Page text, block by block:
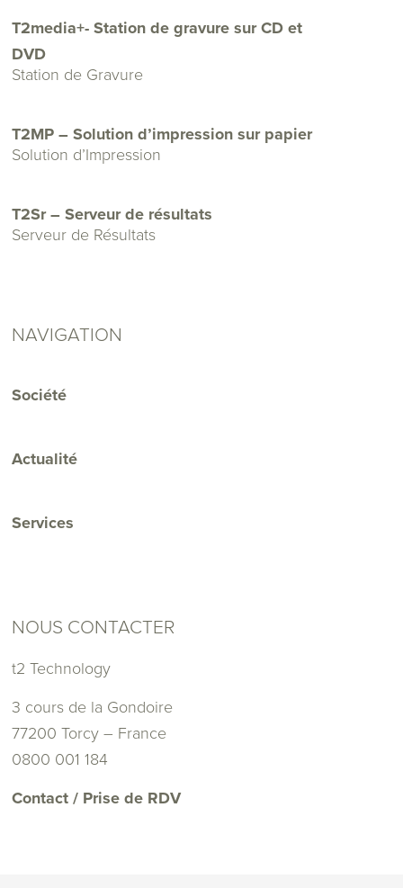
T2media+- Station de gravure sur CD et
DVD
Station de Gravure
T2MP – Solution d’impression sur papier
Solution d’Impression
T2Sr – Serveur de résultats
Serveur de Résultats
NAVIGATION
Société
Actualité
Services
NOUS CONTACTER
t2 Technology
3 cours de la Gondoire
77200 Torcy – France
0800 001 184
Contact / Prise de RDV